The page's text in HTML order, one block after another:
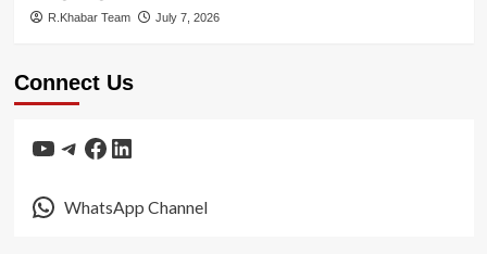
R.Khabar Team July 7, 2026
Connect Us
YouTube
Telegram
Facebook
LinkedIn
WhatsApp Channel